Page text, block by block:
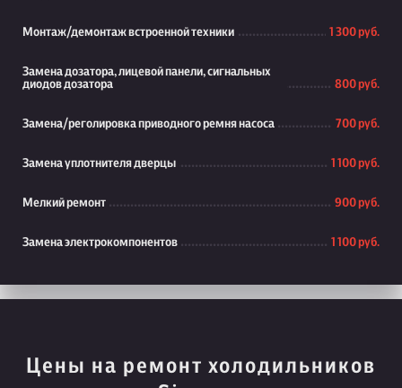
Монтаж/демонтаж встроенной техники 1 300 руб.
Замена дозатора, лицевой панели, сигнальных
диодов дозатора
800 руб.
Замена/реголировка приводного ремня насоса 700 руб.
Замена уплотнителя дверцы 1 100 руб.
Мелкий ремонт 900 руб.
Замена электрокомпонентов 1 100 руб.
Цены на ремонт холодильников